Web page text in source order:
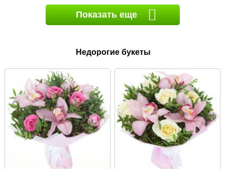
Показать еще
Недорогие букеты